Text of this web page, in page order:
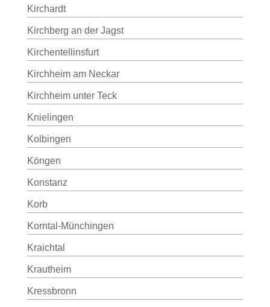
Kirchardt
Kirchberg an der Jagst
Kirchentellinsfurt
Kirchheim am Neckar
Kirchheim unter Teck
Knielingen
Kolbingen
Köngen
Konstanz
Korb
Korntal-Münchingen
Kraichtal
Krautheim
Kressbronn